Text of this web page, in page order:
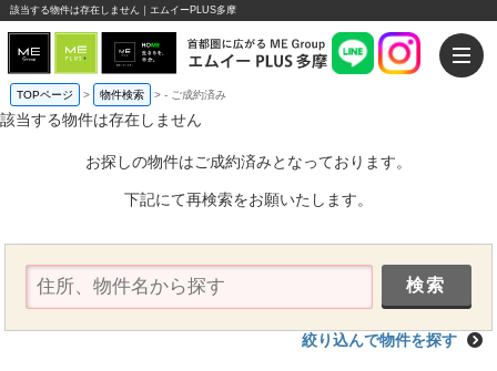
該当する物件は存在しません｜エムイーPLUS多摩
TOPページ > 物件検索 >- ご成約済み
該当する物件は存在しません
お探しの物件はご成約済みとなっております。
下記にて再検索をお願いたします。
絞り込んで物件を探す